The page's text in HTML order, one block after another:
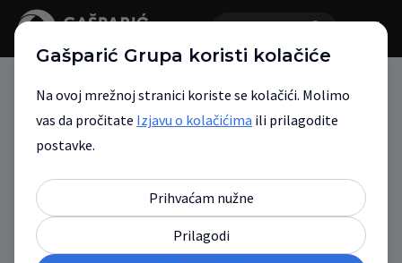
Pregled vozila
Prikaz 11 od 25 vozila
Najnovije objavljeno
Gašparić Grupa koristi kolačiće
Na ovoj mrežnoj stranici koriste se kolačići. Molimo
vas da pročitate Izjavu o kolačićima ili prilagodite
postavke.
Prihvaćam nužne
Prilagodi